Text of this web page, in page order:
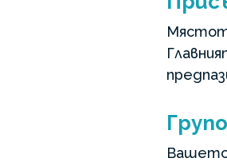
Вашето